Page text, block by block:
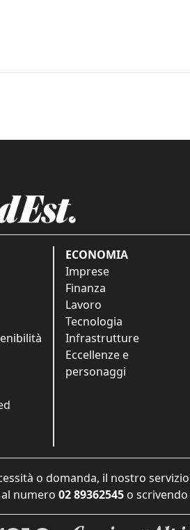
ECONOMIA
Imprese
Finanza
Lavoro
Tecnologia
Infrastrutture
Eccellenze e
personaggi
o domanda, il nostro
numero 02 89362545 o